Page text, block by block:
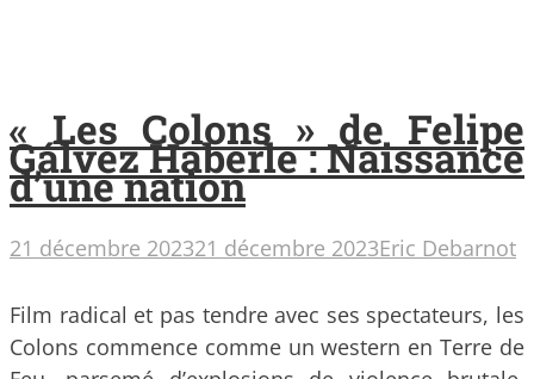
« Les Colons » de Felipe
Gálvez Haberle : Naissance
d’une nation
21 décembre 202321 décembre 2023Eric Debarnot
Film radical et pas tendre avec ses spectateurs, les
Colons commence comme un western en Terre de